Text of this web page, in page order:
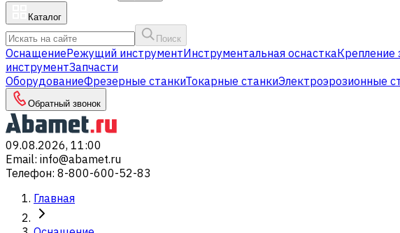
Каталог
Поиск
ОснащениеРежущий инструментИнструментальная оснасткаКрепление
инструментЗапчасти
ОборудованиеФрезерные станкиТокарные станкиЭлектроэрозионные
Обратный звонок
09.08.2026, 11:00
Email: info@abamet.ru
Телефон: 8-800-600-52-83
Главная